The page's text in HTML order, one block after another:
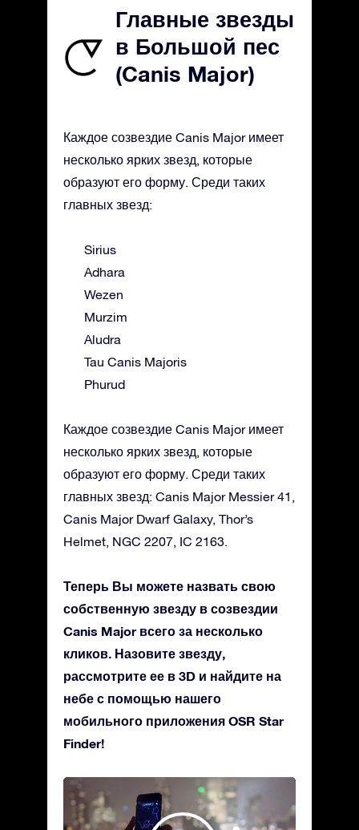
Главные звезды
в Большой пес
(Canis Major)
Каждое созвездие Canis Major имеет
несколько ярких звезд, которые
образуют его форму. Среди таких
главных звезд:
Sirius
Adhara
Wezen
Murzim
Aludra
Tau Canis Majoris
Phurud
Каждое созвездие Canis Major имеет
несколько ярких звезд, которые
образуют его форму. Среди таких
главных звезд: Canis Major Messier 41,
Canis Major Dwarf Galaxy, Thor’s
Helmet, NGC 2207, IC 2163.
Теперь Вы можете назвать свою
собственную звезду в созвездии
Canis Major всего за несколько
кликов. Назовите звезду,
рассмотрите ее в 3D и найдите на
небе с помощью нашего
мобильного приложения OSR Star
Finder!